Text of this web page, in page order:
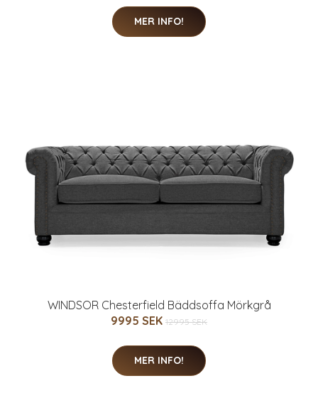
MER INFO!
WINDSOR Chesterfield Bäddsoffa Mörkgrå
9995 SEK 12995 SEK
MER INFO!